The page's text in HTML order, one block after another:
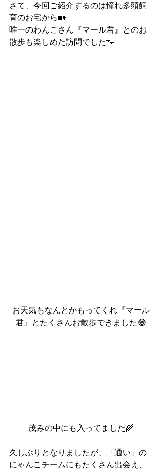
さて、今回ご紹介するのは憧れ多頭飼
育のお宅から🏡
唯一のわんこさん『マール君』とのお
散歩も楽しめた訪問でした🐾
お天気もなんとかもってくれ『マール
君』とたくさんお散歩できました😂
茂みの中にも入ってました🌾
久しぶりとなりましたが、「通い」の
にゃんこチームにもたくさん出会え、